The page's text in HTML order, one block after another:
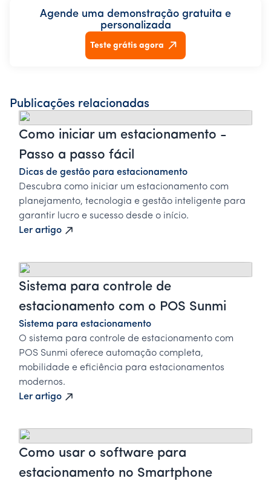
Agende uma demonstração gratuita e
personalizada
Teste grátis agora
Publicações relacionadas
Como iniciar um estacionamento -
Passo a passo fácil
Dicas de gestão para estacionamento
Descubra como iniciar um estacionamento com
planejamento, tecnologia e gestão inteligente para
garantir lucro e sucesso desde o início.
Ler artigo
Sistema para controle de
estacionamento com o POS Sunmi
Sistema para estacionamento
O sistema para controle de estacionamento com
POS Sunmi oferece automação completa,
mobilidade e eficiência para estacionamentos
modernos.
Ler artigo
Como usar o software para
estacionamento no Smartphone